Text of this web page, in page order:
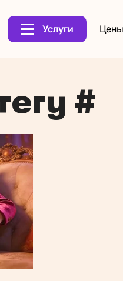
Услуги Цены
#